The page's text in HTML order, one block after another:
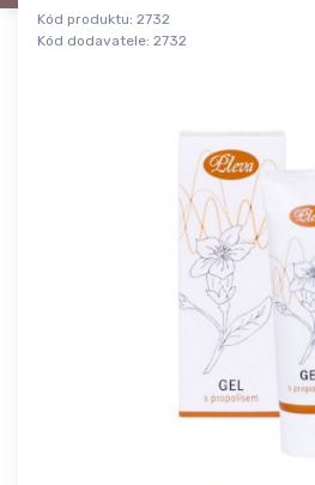
Kód produktu: 2732
Kód dodavatele: 2732